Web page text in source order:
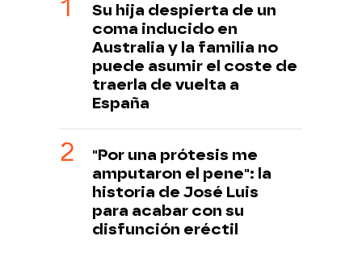
Su hija despierta de un
coma inducido en
Australia y la familia no
puede asumir el coste de
traerla de vuelta a
España
"Por una prótesis me
amputaron el pene": la
historia de José Luis
para acabar con su
disfunción eréctil